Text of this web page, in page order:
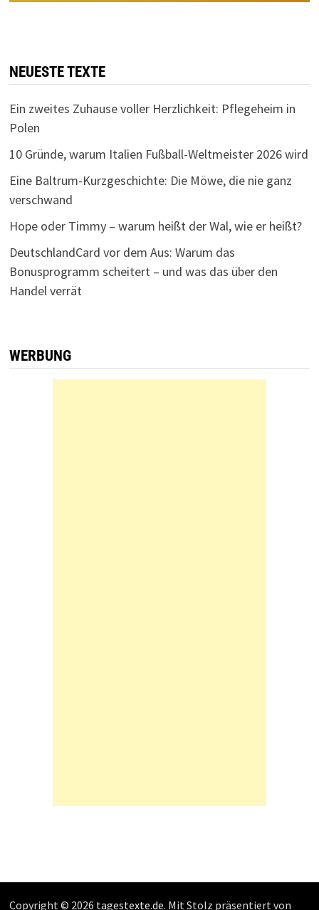
NEUESTE TEXTE
Ein zweites Zuhause voller Herzlichkeit: Pflegeheim in
Polen
10 Gründe, warum Italien Fußball-Weltmeister 2026 wird
Eine Baltrum-Kurzgeschichte: Die Möwe, die nie ganz
verschwand
Hope oder Timmy – warum heißt der Wal, wie er heißt?
DeutschlandCard vor dem Aus: Warum das
Bonusprogramm scheitert – und was das über den
Handel verrät
WERBUNG
Copyright © 2026 tagestexte.de. Mit Stolz präsentiert von